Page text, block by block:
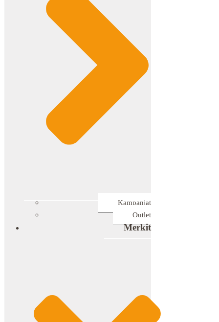
Kampanjat
Outlet
Merkit